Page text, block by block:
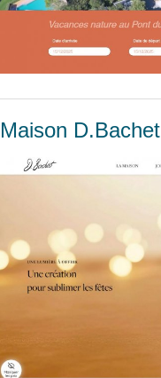
Maison D.Bachet